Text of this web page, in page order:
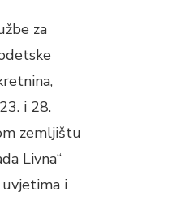
za
i 28.
zemljištu
Livna“
i